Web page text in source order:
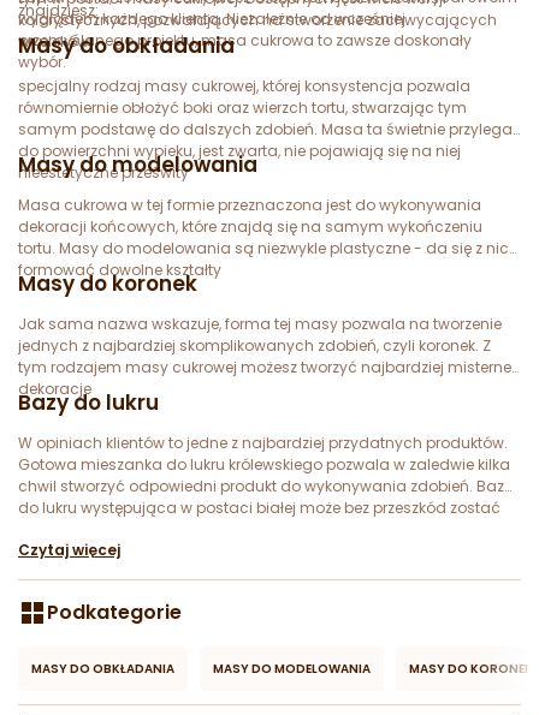
wyglądem każdego klienta. Niezależnie od wcześniej
przemyślanego projektu, masa cukrowa to zawsze doskonały
wybór.
kolorystycznych, pozwalających na stworzenie zachwycających
wypieków.
znajdziesz:
Masy do obkładania
specjalny rodzaj masy cukrowej, której konsystencja pozwala
równomiernie obłożyć boki oraz wierzch tortu, stwarzając tym
samym podstawę do dalszych zdobień. Masa ta świetnie przylega
do powierzchni wypieku, jest zwarta, nie pojawiają się na niej
nieestetyczne prześwity
Masy do modelowania
Masa cukrowa w tej formie przeznaczona jest do wykonywania
dekoracji końcowych, które znajdą się na samym wykończeniu
tortu. Masy do modelowania są niezwykle plastyczne - da się z nich
formować dowolne kształty
Masy do koronek
Jak sama nazwa wskazuje, forma tej masy pozwala na tworzenie
jednych z najbardziej skomplikowanych zdobień, czyli koronek. Z
tym rodzajem masy cukrowej możesz tworzyć najbardziej misterne
dekoracje
Bazy do lukru
W opiniach klientów to jedne z najbardziej przydatnych produktów.
Gotowa mieszanka do lukru królewskiego pozwala w zaledwie kilka
chwil stworzyć odpowiedni produkt do wykonywania zdobień. Baza
do lukru występująca w postaci białej może bez przeszkód zostać
Czytaj więcej
Podkategorie
MASY DO OBKŁADANIA MASY DO MODELOWANIA MASY DO KORONEK